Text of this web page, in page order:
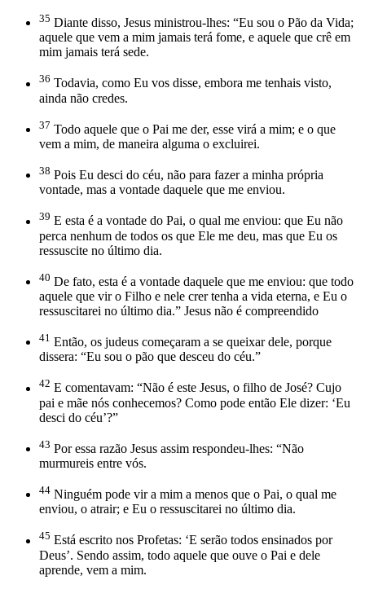
35 Diante disso, Jesus ministrou-lhes: “Eu sou o Pão da Vida;
aquele que vem a mim jamais terá fome, e aquele que crê em
mim jamais terá sede.
36 Todavia, como Eu vos disse, embora me tenhais visto,
ainda não credes.
37 Todo aquele que o Pai me der, esse virá a mim; e o que
vem a mim, de maneira alguma o excluirei.
38 Pois Eu desci do céu, não para fazer a minha própria
vontade, mas a vontade daquele que me enviou.
39 E esta é a vontade do Pai, o qual me enviou: que Eu não
perca nenhum de todos os que Ele me deu, mas que Eu os
ressuscite no último dia.
40 De fato, esta é a vontade daquele que me enviou: que todo
aquele que vir o Filho e nele crer tenha a vida eterna, e Eu o
ressuscitarei no último dia.” Jesus não é compreendido
41 Então, os judeus começaram a se queixar dele, porque
dissera: “Eu sou o pão que desceu do céu.”
42 E comentavam: “Não é este Jesus, o filho de José? Cu­jo
pai e mãe nós conhecemos? Como pode então Ele dizer: ‘Eu
desci do céu’?”
43 Por essa razão Jesus assim respondeu-lhes: “Não
murmureis entre vós.
44 Ninguém pode vir a mim a menos que o Pai, o qual me
enviou, o atrair; e Eu o ressuscitarei no último dia.
45 Está escrito nos Profetas: ‘E serão todos ensinados por
Deus’. Sendo assim, todo aquele que ouve o Pai e dele
aprende, vem a mim.